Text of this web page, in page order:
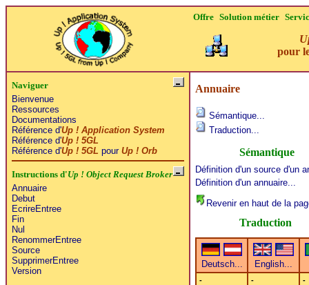
Offre Solution métier
pour
Naviguer
Bienvenue
Ressources
Documentations
Référence d'Up ! Application System
Référence d'Up ! 5GL
Référence d'Up ! 5GL pour Up ! Orb
Instructions d'Up ! Object Request Broker
Annuaire
Debut
EcrireEntree
Fin
Nul
RenommerEntree
Source
SupprimerEntree
Version
Annuaire
Sémantique...
Traduction...
Sémantique
Définition d'un source d'un
Définition d'un annuaire...
Revenir en haut de la
Traduction
- - -